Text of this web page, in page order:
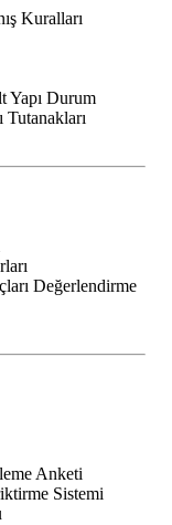
Kuralları
Yapı Durum
Değerlendirme
Anketi
Sistemi